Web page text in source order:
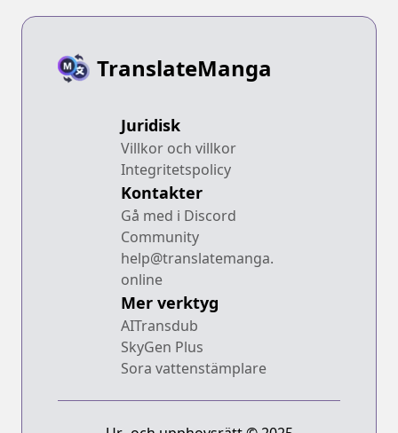
TranslateManga
Juridisk
Villkor och villkor
Integritetspolicy
Kontakter
Gå med i Discord
Community
help@translatemanga.
online
Mer verktyg
AITransdub
SkyGen Plus
Sora vattenstämplare